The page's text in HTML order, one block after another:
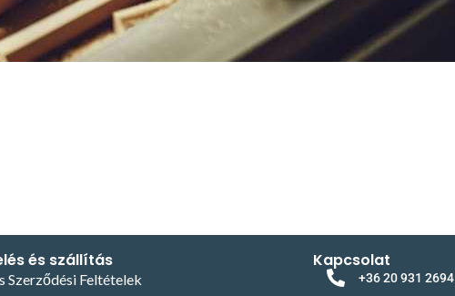
és szállítás
Szerződési Feltételek
Kapcsolat
+36 20 931 2694